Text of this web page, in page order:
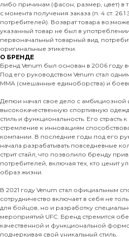
либо причинам (фасон, размер, цвет) в
с момента получения заказа (п. 4 ст.
потребителей). Возврат товара
указанный товар не был в
первоначальный товарный вид,
оригинальные этикетки.
О БРЕНДЕ
Бренд Venum был основан в 2006
Под его руководством Venum стал
MMA (смешанные единоборства) и
Депюи начал свое дело с амбициозной
высококачественную спортивную
стиль и функциональность. Его страсть
стремление к инновациям
компании. В последние годы под его
начала разрабатывать повседневные
стрит стайл, что позволило бренду
потребителей, включая тех, кто ценит
образ жизни.
В 2021 году Venum стал официальным
сотрудничество включает в себя не
для бойцов, но и разработку
мероприятий UFC. Бренд стремится
качественной и функциональной
подчеркивая свой уникальный стиль.